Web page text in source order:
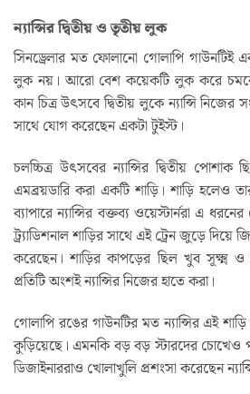
ন্যান্সির দ্বিতীয় ও তৃতীয় লুক
সিনড্রেলার মত ফোলানো গোলাপি গাউনটিই
লুক নয়। আরো বেশ কয়েকটি লুক করে চমকে
কান চিত্র উৎসবে দ্বিতীয় লুকে ন্যান্সি
সাথে যোগ করেছেন একটা টুইস্ট।
চলচ্চিত্র উৎসবের ন্যান্সির দ্বিতীয় পোশাক
এমব্রয়ডারি করা একটি শাড়ি। শাড়ি হলেও
ব্যাপারে ন্যান্সির বক্তব্য ওয়েস্টার্নরা এ
ট্র্যাডিশনাল শাড়ির সাথে এই ট্রেন জুড়ে দিয়ে
করেছেন। শাড়ির কাপড়ের ছিল খুব সূক্ষ্ম ও
প্রতিটি অংশই ন্যান্সির নিজের হাতে করা।
গোলাপি রঙের গাউনটির মত ন্যান্সির এই
কুড়িয়েছে। এমনকি বড় বড় স্টারদের চোখেও
ডিজাইনাররাও খোলাখুলি প্রশংসা করেছেন